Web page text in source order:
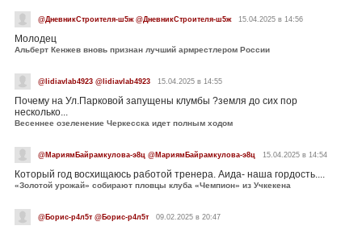
@ДневникСтроителя-ш5ж @ДневникСтроителя-ш5ж 15.04.2025 в 14:56
Молодец
Альберт Кенжев вновь признан лучший армрестлером России
@lidiavlab4923 @lidiavlab4923 15.04.2025 в 14:55
Почему на Ул.Парковой запущены клумбы ?земля до сих пор
несколько...
Весеннее озеленение Черкесска идет полным ходом
@МариямБайрамкулова-э8ц @МариямБайрамкулова-э8ц 15.04.2025 в 14:54
Который год восхищаюсь работой тренера. Аида- наша гордость....
«Золотой урожай» собирают пловцы клуба «Чемпион» из Учкекена
@Борис-р4л5т @Борис-р4л5т 09.02.2025 в 20:47